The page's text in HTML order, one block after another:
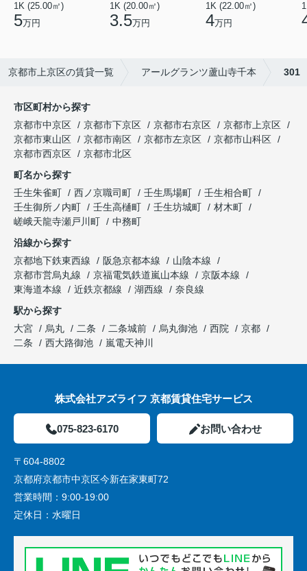
1K (25.00㎡)
5万円
1K (20.00㎡)
3.5万円
1K (22.00㎡)
4万円
京都市上京区の賃貸一覧 アールグランツ蘆山寺千本 301
市区町村から探す
京都市中京区
京都市下京区 京都市右京区
京都市上京区
京都市東山区
京都市南区 京都市左京区
京都市山科区
京都市西京区
京都市北区
町名から探す
壬生朱雀町
西ノ京職司町 壬生馬場町
壬生相合町
壬生御所ノ内町
壬生高樋町 壬生坊城町
材木町
嵯峨天龍寺瀬戸川町
中務町
沿線から探す
京都地下鉄東西線
阪急京都本線
山陰本線
京都市営烏丸線
京福電気鉄道嵐山本線
京阪本線
東海道本線
近鉄京都線 湖西線
奈良線
駅から探す
大宮
烏丸 二条 二条城前 烏丸御池 西院
京都
二条
西大路御池 嵐電天神川
株式会社アズライフ 京都賃貸住宅サービス
075-823-6170 お問い合わせ
〒604-8802
京都府京都市中京区今新在家東町72
営業時間： 9:00-19:00
定休日： 水曜日